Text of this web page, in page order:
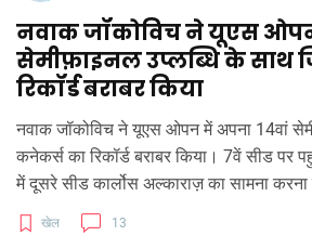
नवाक जॉकोविच ने यूएस
सेमीफ़ाइनल उप्लब्धि के साथ
रिकॉर्ड बराबर किया
नवाक जॉकोविच ने यूएस ओपन में अपना 14वां
कनेकर्स का रिकॉर्ड बराबर किया। 7वें सीड पर
में दूसरे सीड कार्लोस अल्काराज़ का सामना
पीढ़ियों के बीच का मुकाबला अत्यधिक चर्चा का
की उम्र और निरंतर प्रदर्शन इस जीत से स्पष्ट
खेल 13